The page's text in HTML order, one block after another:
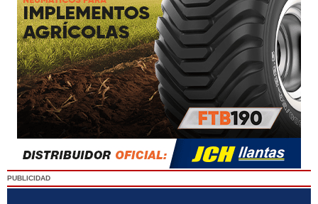
PUBLICIDAD